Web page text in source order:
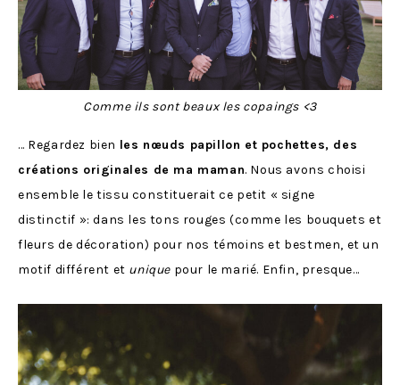
Comme ils sont beaux les copaings <3
… Regardez bien les nœuds papillon et pochettes, des
créations originales de ma maman. Nous avons choisi
ensemble le tissu constituerait ce petit « signe
distinctif »: dans les tons rouges (comme les bouquets et
fleurs de décoration) pour nos témoins et bestmen, et un
motif différent et unique pour le marié. Enfin, presque…